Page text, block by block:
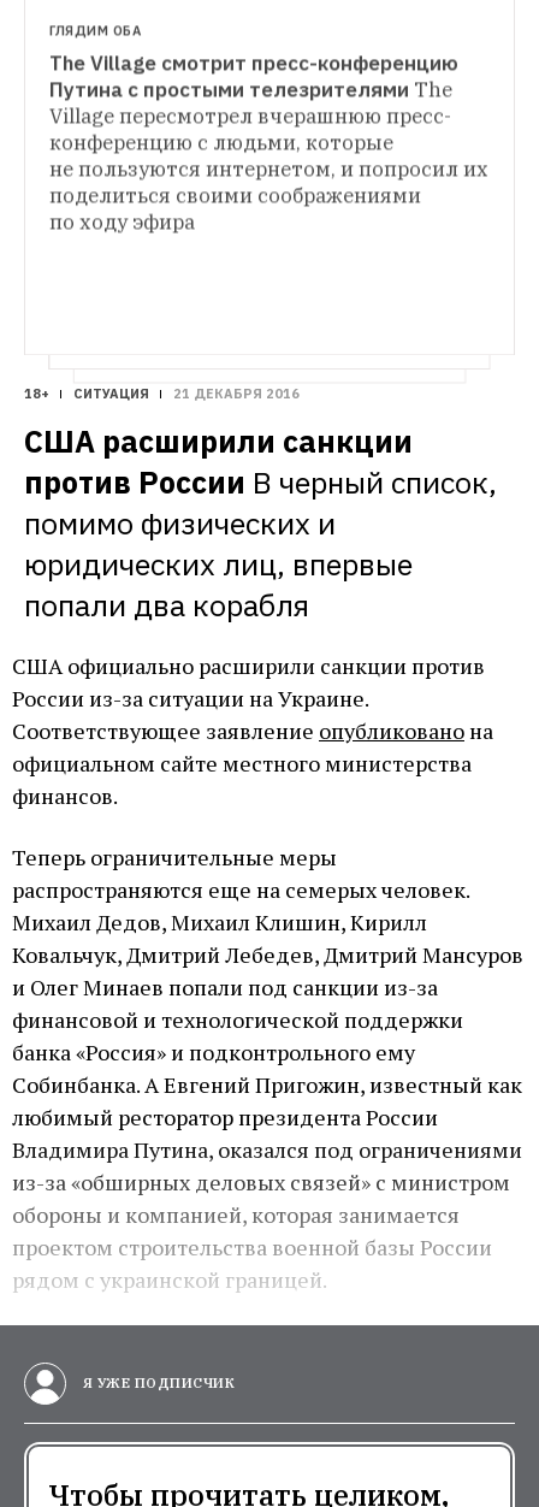
ЧТО НОВОГО
Журналист-международник Александр
The Village узнал, каков международный
статус Крыма, чем опасна дружба
с Китаем и чем хорош российский визит
Ким Чен Ына
ГЛЯДИМ ОБА
The Village смотрит пресс-конференцию
Путина с простыми телезрителями The
Village пересмотрел вчерашнюю пресс-
конференцию с людьми, которые
не пользуются интернетом, и попросил их
поделиться своими соображениями
по ходу эфира
18+ СИТУАЦИЯ 21 ДЕКАБРЯ 2016
США расширили санкции
против России В черный список,
помимо физических и
юридических лиц, впервые
попали два корабля
США официально расширили санкции против
России из-за ситуации на Украине.
Соответствующее заявление опубликованона
официальном сайте местного министерства
финансов.
Теперь ограничительные меры
распространяются еще на семерых человек.
Михаил Дедов, Михаил Клишин, Кирилл
Ковальчук, Дмитрий Лебедев, Дмитрий Мансуров
и Олег Минаев попали под санкции из-за
финансовой и технологической поддержки
банка «Россия» и подконтрольного ему
Собинбанка. А Евгений Пригожин, известный как
любимый ресторатор президента России
Владимира Путина, оказался под ограничениями
из-за «обширных деловых связей» с министром
обороны и компанией, которая занимается
проектом строительства военной базы России
рядом с украинской границей.
Я УЖЕ ПОДПИСЧИК
Чтобы прочитать целиком,